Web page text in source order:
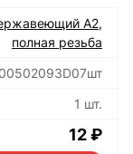
А2,
полная резьба
1 шт.
12 ₽